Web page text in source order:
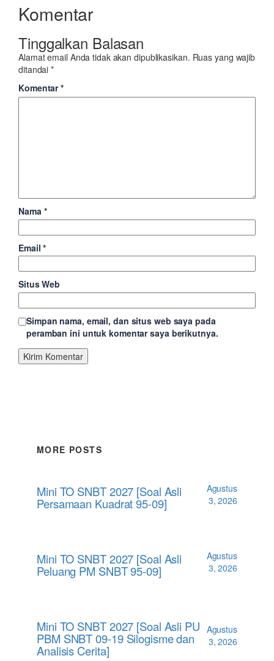
Komentar
Tinggalkan Balasan
Alamat email Anda tidak akan dipublikasikan. Ruas yang wajib
ditandai*
Komentar*
Nama *
Email*
Situs Web
Simpan nama, email, dan situs web saya pada
peramban ini untuk komentar saya berikutnya.
MORE POSTS
Mini TO SNBT 2027 [Soal Asli
Persamaan Kuadrat 95-09]
Agustus
3, 2026
Mini TO SNBT 2027 [Soal Asli
Peluang PM SNBT 95-09]
Agustus
3, 2026
Mini TO SNBT 2027 [Soal Asli PU
PBM SNBT 09-19 Silogisme dan
Analisis Cerita]
Agustus
3, 2026